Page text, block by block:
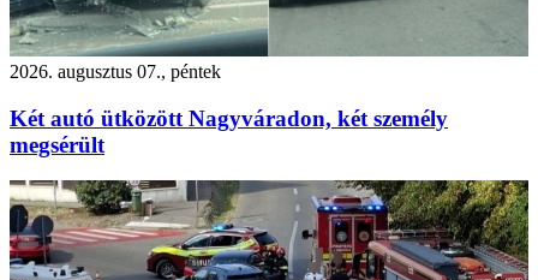
2026. augusztus 07., péntek
Két autó ütközött Nagyváradon, két személy
megsérült